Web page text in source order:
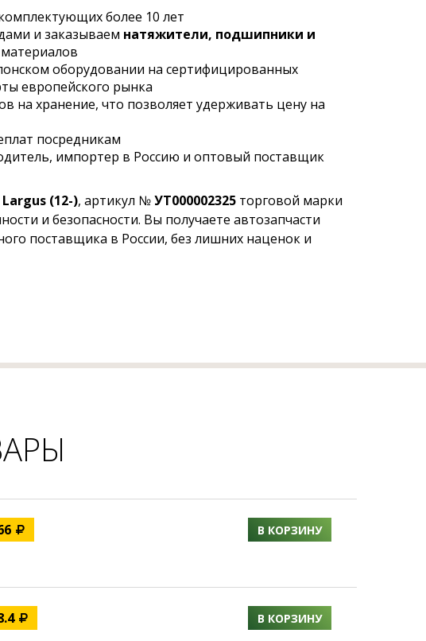
более 10 лет
и заказываем натяжители, подшипники и
оборудовании на сертифицированных
европейского рынка
на хранение, что позволяет удерживать цену на
посредникам
импортер в Россию и оптовый поставщик
(12-), артикул №УТ000002325торговой марки
и безопасности. Вы получаете автозапчасти
поставщика в России, без лишних наценок и
В КОРЗИНУ
В КОРЗИНУ